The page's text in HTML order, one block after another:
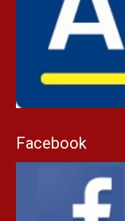
Facebook